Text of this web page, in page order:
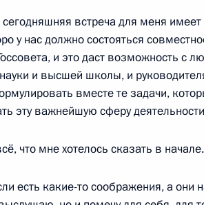
обратился к участникам
«Единая Россия»
13:25
15:05 Москва, Кремль
сегодняшняя встреча для меня
у нас должно состояться
и это даст возможность с
и высшей школы, и
вместе те задачи,
эту важнейшую сферу
что мне хотелось сказать в начале.
есть какие-то соображения, а они